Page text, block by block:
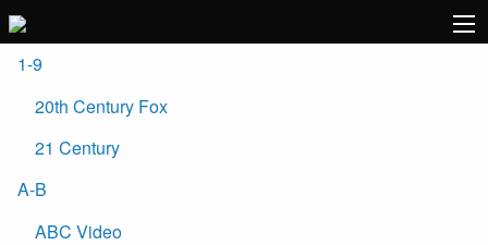
1-9
20th Century Fox
21 Century
A-B
ABC Video